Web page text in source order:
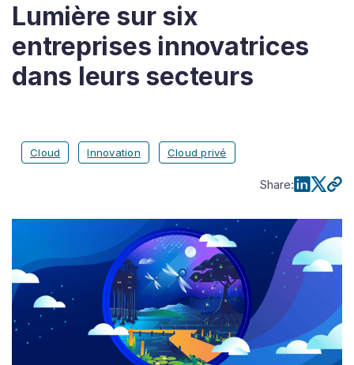
Lumière sur six
entreprises innovatrices
dans leurs secteurs
Cloud Innovation Cloud privé
Share: